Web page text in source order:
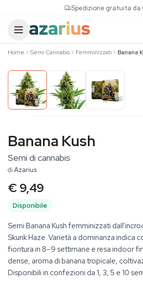
Spedizione gratuita da
Home Semi Cannabis Femminizzati Banana
Banana Kush
Semi di cannabis
di Azarius
€ 9,49
Disponibile
Semi Banana Kush femminizzati
Skunk Haze. Varietà a dominanza indica
fioritura in 8–9 settimane e resa indoor
dense, aroma di banana tropicale,
Disponibili in confezioni da 1, 3, 5 e 10